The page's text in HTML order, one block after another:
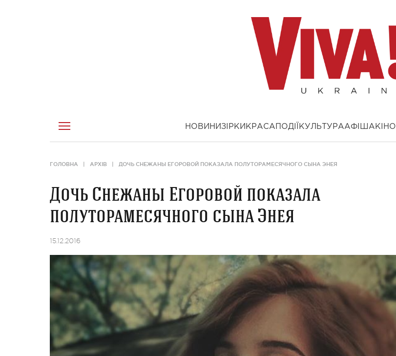
НОВИНИ ЗІРКИ КРАСА ПОДІЇ КУЛЬТУРААФІША КІНО
ГОЛОВНА АРХІВ ДОЧЬ СНЕЖАНЫ ЕГОРОВОЙ ПОКАЗАЛА ПОЛУТОРАМЕСЯЧНОГО СЫНА ЭНЕЯ
Дочь Снежаны Егоровой показала
полуторамесячного сына Энея
15.12.2016